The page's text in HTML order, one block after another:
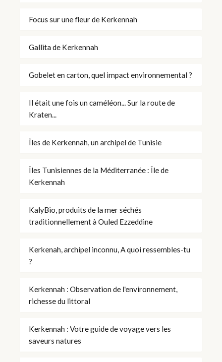
Focus sur une fleur de Kerkennah
Gallita de Kerkennah
Gobelet en carton, quel impact environnemental ?
Il était une fois un caméléon... Sur la route de
Kraten...
Îles de Kerkennah, un archipel de Tunisie
Îles Tunisiennes de la Méditerranée : Île de
Kerkennah
KalyBio, produits de la mer séchés
traditionnellement à Ouled Ezzeddine
Kerkenah, archipel inconnu, A quoi ressembles-tu
?
Kerkennah : Observation de l'environnement,
richesse du littoral
Kerkennah : Votre guide de voyage vers les
saveurs natures